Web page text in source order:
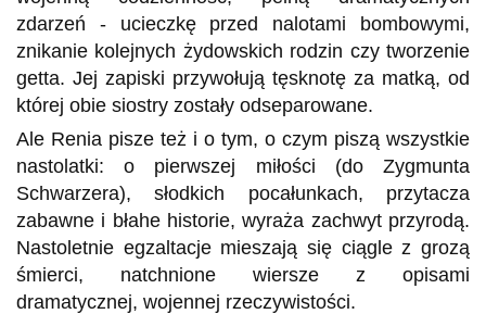
zdarzeń - ucieczkę przed nalotami bombowymi,
znikanie kolejnych żydowskich rodzin czy tworzenie
getta. Jej zapiski przywołują tęsknotę za matką, od
której obie siostry zostały odseparowane.
Ale Renia pisze też i o tym, o czym piszą wszystkie
nastolatki: o pierwszej miłości (do Zygmunta
Schwarzera), słodkich pocałunkach, przytacza
zabawne i błahe historie, wyraża zachwyt przyrodą.
Nastoletnie egzaltacje mieszają się ciągle z grozą
śmierci, natchnione wiersze z opisami
dramatycznej, wojennej rzeczywistości.